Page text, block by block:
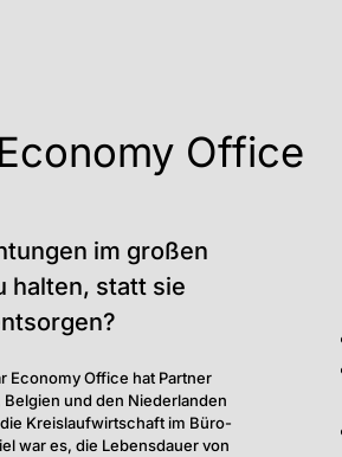
Office
im großen
halten, statt sie
Economy Office hat Partner
und den Niederlanden
Kreislaufwirtschaft im Büro-
war es, die Lebensdauer von